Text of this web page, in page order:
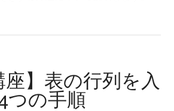
座】表の行列を入
つの手順